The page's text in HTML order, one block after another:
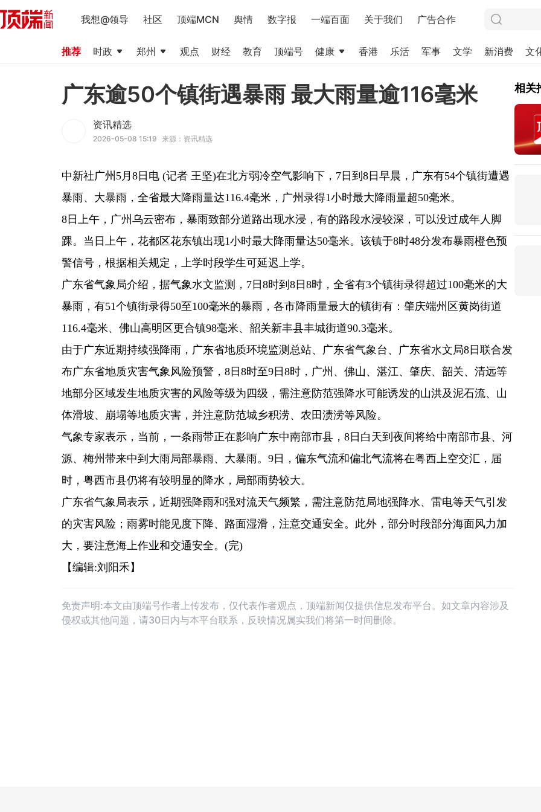
我想@领导 社区 顶端MCN 舆情 数字报 一端百面 关于我们 广告合作
推荐 时政 郑州 观点 财经 教育 顶端号 健康 香港 乐活 军事 文学 新消费 文
广东逾50个镇街遇暴雨 最大雨量逾116毫米
资讯精选
2026-05-08 15:19 来源：资讯精选
中新社广州5月8日电 (记者 王坚)在北方弱冷空气影响下，7日到8日早晨，广东有54个镇街遭遇
暴雨、大暴雨，全省最大降雨量达116.4毫米，广州录得1小时最大降雨量超50毫米。
8日上午，广州乌云密布，暴雨致部分道路出现水浸，有的路段水浸较深，可以没过成年人脚
踝。当日上午，花都区花东镇出现1小时最大降雨量达50毫米。该镇于8时48分发布暴雨橙色预
警信号，根据相关规定，上学时段学生可延迟上学。
广东省气象局介绍，据气象水文监测，7日8时到8日8时，全省有3个镇街录得超过100毫米的大
暴雨，有51个镇街录得50至100毫米的暴雨，各市降雨量最大的镇街有：肇庆端州区黄岗街道
116.4毫米、佛山高明区更合镇98毫米、韶关新丰县丰城街道90.3毫米。
由于广东近期持续强降雨，广东省地质环境监测总站、广东省气象台、广东省水文局8日联合发
布广东省地质灾害气象风险预警，8日8时至9日8时，广州、佛山、湛江、肇庆、韶关、清远等
地部分区域发生地质灾害的风险等级为四级，需注意防范强降水可能诱发的山洪及泥石流、山
体滑坡、崩塌等地质灾害，并注意防范城乡积涝、农田渍涝等风险。
气象专家表示，当前，一条雨带正在影响广东中南部市县，8日白天到夜间将给中南部市县、河
源、梅州带来中到大雨局部暴雨、大暴雨。9日，偏东气流和偏北气流将在粤西上空交汇，届
时，粤西市县仍将有较明显的降水，局部雨势较大。
广东省气象局表示，近期强降雨和强对流天气频繁，需注意防范局地强降水、雷电等天气引发
的灾害风险；雨雾时能见度下降、路面湿滑，注意交通安全。此外，部分时段部分海面风力加
大，要注意海上作业和交通安全。(完)
【编辑:刘阳禾】
免责声明:本文由顶端号作者上传发布，仅代表作者观点，顶端新闻仅提供信息发布平台。如文章内容涉及
侵权或其他问题，请30日内与本平台联系，反映情况属实我们将第一时间删除。
相关